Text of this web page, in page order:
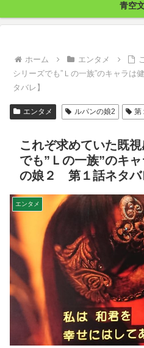
青空
ホーム エンタメ
シリーズでも”Ｌの一族”のキャラ
タバレ】
エンタメ ルパンの娘2 第
これぞ求めていた既
でも”Ｌの一族”のキ
の娘２ 第１話ネタバ
エンタメ